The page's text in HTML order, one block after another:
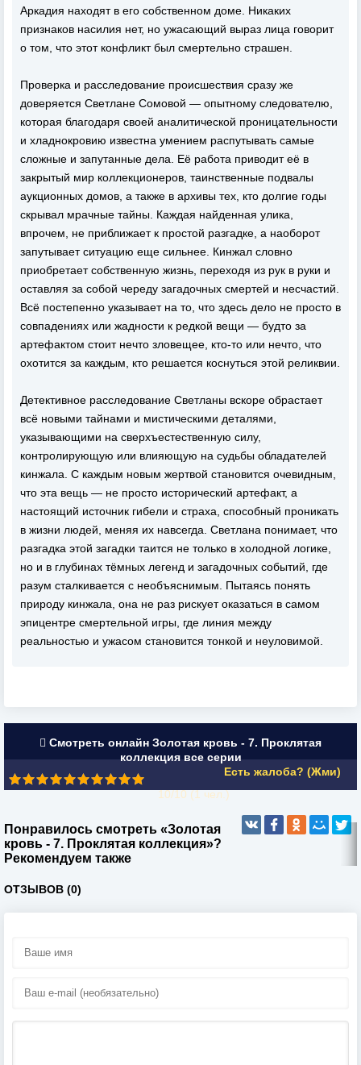
Аркадия находят в его собственном доме. Никаких
признаков насилия нет, но ужасающий выраз лица говорит
о том, что этот конфликт был смертельно страшен.
Проверка и расследование происшествия сразу же
доверяется Светлане Сомовой — опытному следователю,
которая благодаря своей аналитической проницательности
и хладнокровию известна умением распутывать самые
сложные и запутанные дела. Её работа приводит её в
закрытый мир коллекционеров, таинственные подвалы
аукционных домов, а также в архивы тех, кто долгие годы
скрывал мрачные тайны. Каждая найденная улика,
впрочем, не приближает к простой разгадке, а наоборот
запутывает ситуацию еще сильнее. Кинжал словно
приобретает собственную жизнь, переходя из рук в руки и
оставляя за собой череду загадочных смертей и несчастий.
Всё постепенно указывает на то, что здесь дело не просто в
совпадениях или жадности к редкой вещи — будто за
артефактом стоит нечто зловещее, кто-то или нечто, что
охотится за каждым, кто решается коснуться этой реликвии.
Детективное расследование Светланы вскоре обрастает
всё новыми тайнами и мистическими деталями,
указывающими на сверхъестественную силу,
контролирующую или влияющую на судьбы обладателей
кинжала. С каждым новым жертвой становится очевидным,
что эта вещь — не просто исторический артефакт, а
настоящий источник гибели и страха, способный проникать
в жизни людей, меняя их навсегда. Светлана понимает, что
разгадка этой загадки таится не только в холодной логике,
но и в глубинах тёмных легенд и загадочных событий, где
разум сталкивается с необъяснимым. Пытаясь понять
природу кинжала, она не раз рискует оказаться в самом
эпицентре смертельной игры, где линия между
реальностью и ужасом становится тонкой и неуловимой.
Смотреть онлайн Золотая кровь - 7. Проклятая
коллекция все серии
Есть жалоба? (Жми)
10/10 (1чел.)
Понравилось смотреть «Золотая
кровь - 7. Проклятая коллекция»?
Рекомендуем также
ОТЗЫВОВ (0)